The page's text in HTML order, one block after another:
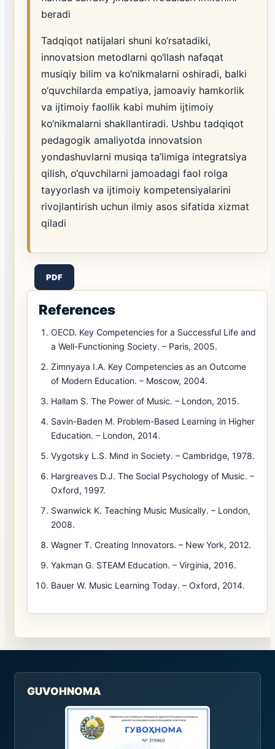
beradi
Tadqiqot natijalari shuni ko‘rsatadiki,
innovatsion metodlarni qo‘llash nafaqat
musiqiy bilim va ko‘nikmalarni oshiradi, balki
o‘quvchilarda empatiya, jamoaviy hamkorlik
va ijtimoiy faollik kabi muhim ijtimoiy
ko‘nikmalarni shakllantiradi. Ushbu tadqiqot
pedagogik amaliyotda innovatsion
yondashuvlarni musiqa ta’limiga integratsiya
qilish, o‘quvchilarni jamoadagi faol rolga
tayyorlash va ijtimoiy kompetensiyalarini
rivojlantirish uchun ilmiy asos sifatida xizmat
qiladi
PDF
References
OECD. Key Competencies for a Successful Life and
a Well-Functioning Society. – Paris, 2005.
Zimnyaya I.A. Key Competencies as an Outcome
of Modern Education. – Moscow, 2004.
Hallam S. The Power of Music. – London, 2015.
Savin-Baden M. Problem-Based Learning in Higher
Education. – London, 2014.
Vygotsky L.S. Mind in Society. – Cambridge, 1978.
Hargreaves D.J. The Social Psychology of Music. –
Oxford, 1997.
Swanwick K. Teaching Music Musically. – London,
2008.
Wagner T. Creating Innovators. – New York, 2012.
Yakman G. STEAM Education. – Virginia, 2016.
Bauer W. Music Learning Today. – Oxford, 2014.
GUVOHNOMA